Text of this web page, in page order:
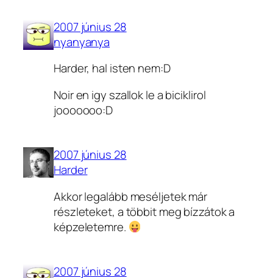
2007 június 28
nyanyanya
Harder, hal isten nem:D
Noir en igy szallok le a biciklirol
jooooooo:D
2007 június 28
Harder
Akkor legalább meséljetek már
részleteket, a többit meg bízzátok a
képzeletemre.
2007 június 28